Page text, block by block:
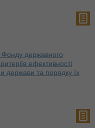
Фонду державного
ефективності
держави та порядку їх